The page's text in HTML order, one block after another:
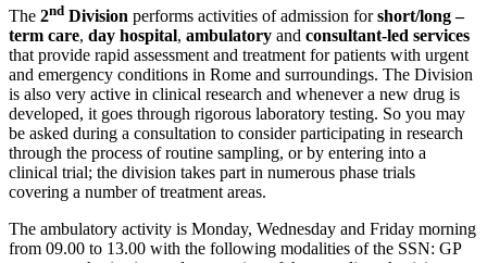
The 2nd Division performs activities of admission forshort/long –
term care, day hospital, ambulatory and consultant-led services
that provide rapid assessment and treatment for patients with urgent
and emergency conditions in Rome and surroundings. The Division
is also very active in clinical research and whenever a new drug is
developed, it goes through rigorous laboratory testing. So you may
be asked during a consultation to consider participating in research
through the process of routine sampling, or by entering into a
clinical trial; the division takes part in numerous phase trials
covering a number of treatment areas.
The ambulatory activity is Monday, Wednesday and Friday morning
from 09.00 to 13.00 with the following modalities of the SSN: GP